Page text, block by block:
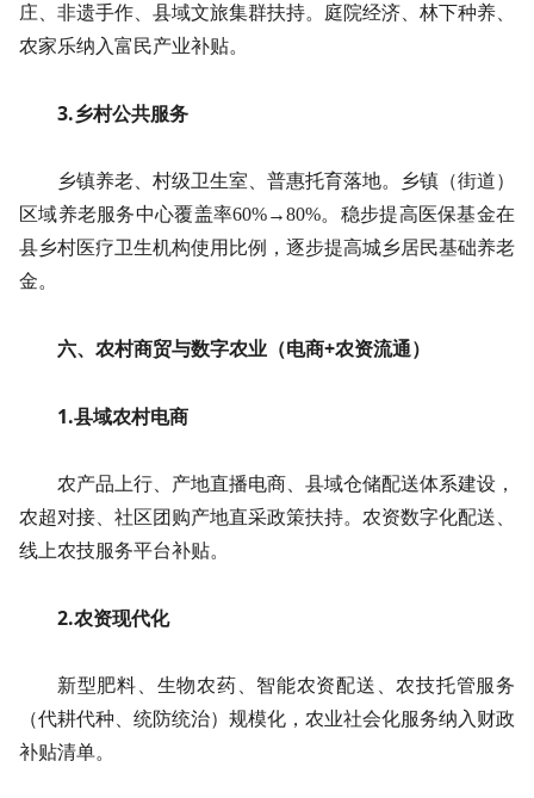
庄、非遗手作、县域文旅集群扶持。庭院经济、林下种养、
农家乐纳入富民产业补贴。
3.乡村公共服务
乡镇养老、村级卫生室、普惠托育落地。乡镇（街道）
区域养老服务中心覆盖率60%→80%。稳步提高医保基金在
县乡村医疗卫生机构使用比例，逐步提高城乡居民基础养老
金。
六、农村商贸与数字农业（电商+农资流通）
1.县域农村电商
农产品上行、产地直播电商、县域仓储配送体系建设，
农超对接、社区团购产地直采政策扶持。农资数字化配送、
线上农技服务平台补贴。
2.农资现代化
新型肥料、生物农药、智能农资配送、农技托管服务
（代耕代种、统防统治）规模化，农业社会化服务纳入财政
补贴清单。